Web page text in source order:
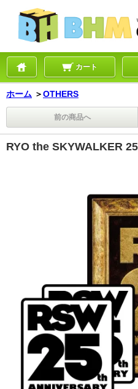
カート
ホーム ＞OTHERS
前の商品へ
RYO the SKYWALKER